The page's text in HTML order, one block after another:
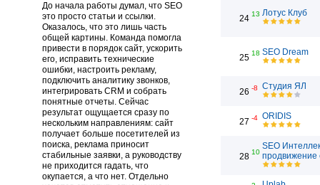
До начала работы думал, что SEO
это просто статьи и ссылки.
Оказалось, что это лишь часть
общей картины. Команда помогла
привести в порядок сайт, ускорить
его, исправить технические
ошибки, настроить рекламу,
подключить аналитику звонков,
интегрировать CRM и собрать
понятные отчеты. Сейчас
результат ощущается сразу по
нескольким направлениям: сайт
получает больше посетителей из
поиска, реклама приносит
стабильные заявки, а руководству
не приходится гадать, что
окупается, а что нет. Отдельно
24 13 Лотус Клуб
25 18 SEO Dream
26 -8 Студия ЯЛ
27 -4 ORIDIS
28 10
SEO
продвижение